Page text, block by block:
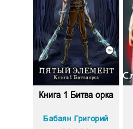
Книга 1 Битва орка
Бабаян Григорий